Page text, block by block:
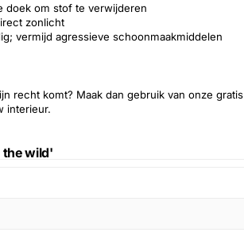
doek om stof te verwijderen
zonlicht
vermijd agressieve schoonmaakmiddelen
recht komt? Maak dan gebruik van onze gratis
interieur.
the wild'